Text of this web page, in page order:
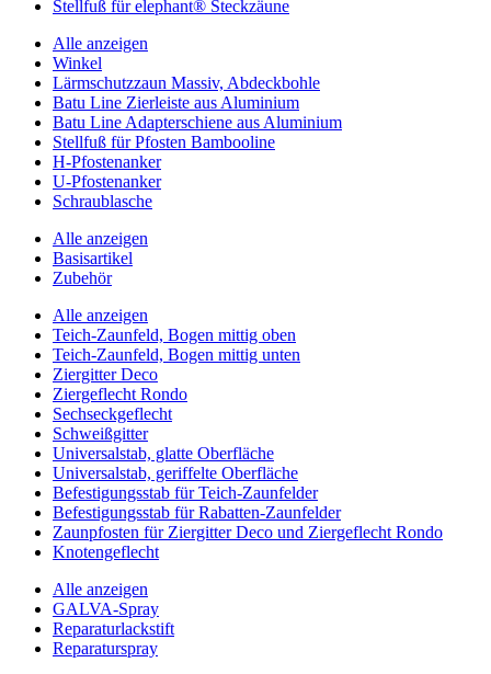
Stellfuß für elephant® Steckzäune
Alle anzeigen
Winkel
Lärmschutzzaun Massiv, Abdeckbohle
Batu Line Zierleiste aus Aluminium
Batu Line Adapterschiene aus Aluminium
Stellfuß für Pfosten Bambooline
H-Pfostenanker
U-Pfostenanker
Schraublasche
Alle anzeigen
Basisartikel
Zubehör
Alle anzeigen
Teich-Zaunfeld, Bogen mittig oben
Teich-Zaunfeld, Bogen mittig unten
Ziergitter Deco
Ziergeflecht Rondo
Sechseckgeflecht
Schweißgitter
Universalstab, glatte Oberfläche
Universalstab, geriffelte Oberfläche
Befestigungsstab für Teich-Zaunfelder
Befestigungsstab für Rabatten-Zaunfelder
Zaunpfosten für Ziergitter Deco und Ziergeflecht Rondo
Knotengeflecht
Alle anzeigen
GALVA-Spray
Reparaturlackstift
Reparaturspray